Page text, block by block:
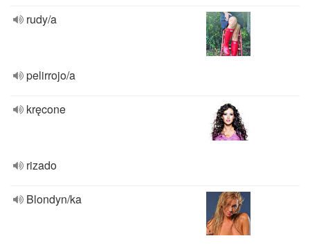
rudy/a
pelirrojo/a
kręcone
rizado
Blondyn/ka